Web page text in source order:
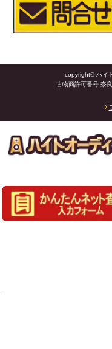
copyright© ハイ
古物商許可番号 奈